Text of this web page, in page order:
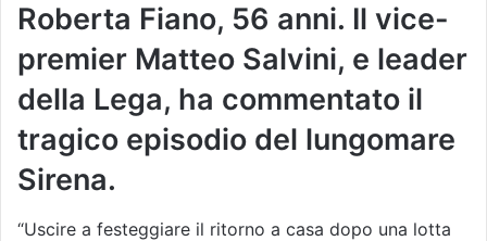
Roberta Fiano, 56 anni. Il vice-
premier Matteo Salvini, e leader
della Lega, ha commentato il
tragico episodio del lungomare
Sirena.
“Uscire a festeggiare il ritorno a casa dopo una lotta